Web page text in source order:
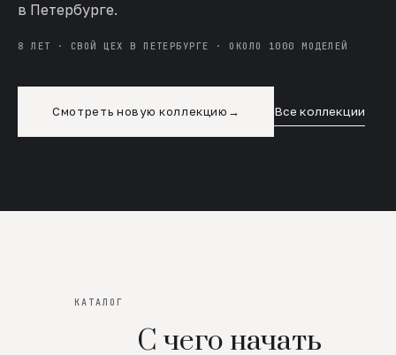
в Петербурге.
8 ЛЕТ · СВОЙ ЦЕХ В ПЕТЕРБУРГЕ · ОКОЛО 1000 МОДЕЛЕЙ
Смотреть новую коллекцию → Все коллекции
КАТАЛОГ
С чего начать